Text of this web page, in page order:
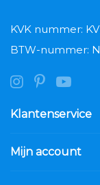
KVK nummer:
BTW-nummer:
Klantenservice
Mijn account